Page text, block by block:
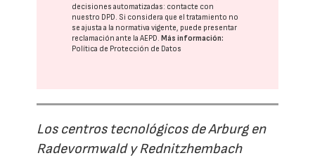
decisiones automatizadas: contacte con
nuestro DPD . Si considera que el tratamiento no
se ajusta a la normativa vigente, puede presentar
reclamación ante laAEPD .Más información:
Política de Protección de Datos
Los centros tecnológicos de Arburg en
Radevormwald y Rednitzhembach